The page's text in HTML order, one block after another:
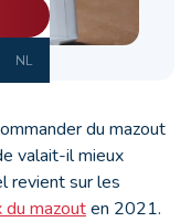
NL
du mazout
valait-il mieux
revient sur les
du mazouten 2021.